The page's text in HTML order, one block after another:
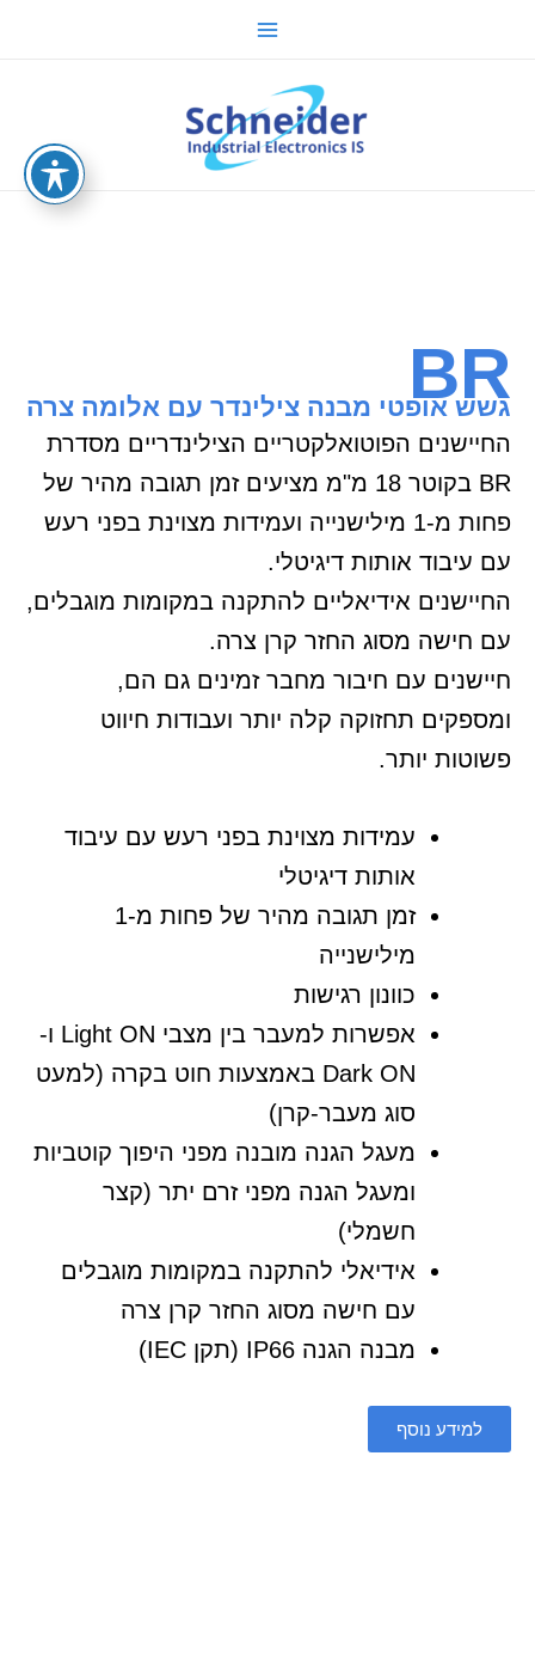
Main
BR
גשש אופטי מבנה צילינדר עם אלומה צרה
החיישנים הפוטואלקטריים הצילינדריים מסדרת
BR בקוטר 18 מ"מ מציעים זמן תגובה מהיר של
פחות מ-1 מילישנייה ועמידות מצוינת בפני רעש
עם עיבוד אותות דיגיטלי.
החיישנים אידיאליים להתקנה במקומות מוגבלים,
עם חישה מסוג החזר קרן צרה.
חיישנים עם חיבור מחבר זמינים גם הם,
ומספקים תחזוקה קלה יותר ועבודות חיווט
פשוטות יותר.
עמידות מצוינת בפני רעש עם עיבוד
אותות דיגיטלי
זמן תגובה מהיר של פחות מ-1
מילישנייה
כוונון רגישות
אפשרות למעבר בין מצבי Light ON ו-
Dark ON באמצעות חוט בקרה (למעט
סוג מעבר-קרן)
מעגל הגנה מובנה מפני היפוך קוטביות
ומעגל הגנה מפני זרם יתר (קצר
חשמלי)
אידיאלי להתקנה במקומות מוגבלים
עם חישה מסוג החזר קרן צרה
מבנה הגנה IP66 (תקן IEC)
למידע נוסף